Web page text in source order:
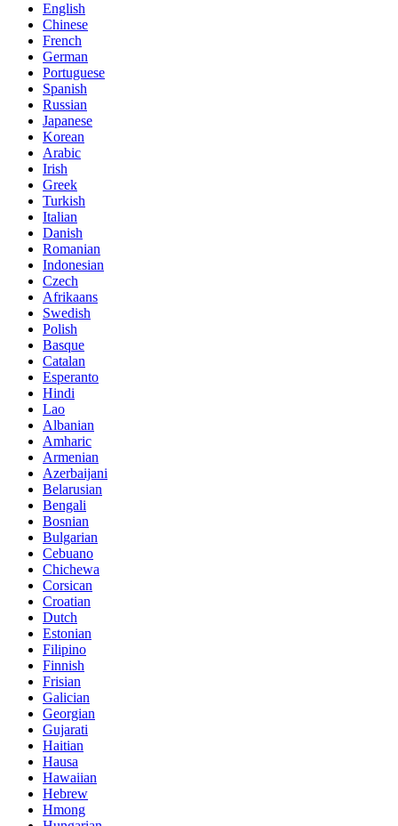
English
Chinese
French
German
Portuguese
Spanish
Russian
Japanese
Korean
Arabic
Irish
Greek
Turkish
Italian
Danish
Romanian
Indonesian
Czech
Afrikaans
Swedish
Polish
Basque
Catalan
Esperanto
Hindi
Lao
Albanian
Amharic
Armenian
Azerbaijani
Belarusian
Bengali
Bosnian
Bulgarian
Cebuano
Chichewa
Corsican
Croatian
Dutch
Estonian
Filipino
Finnish
Frisian
Galician
Georgian
Gujarati
Haitian
Hausa
Hawaiian
Hebrew
Hmong